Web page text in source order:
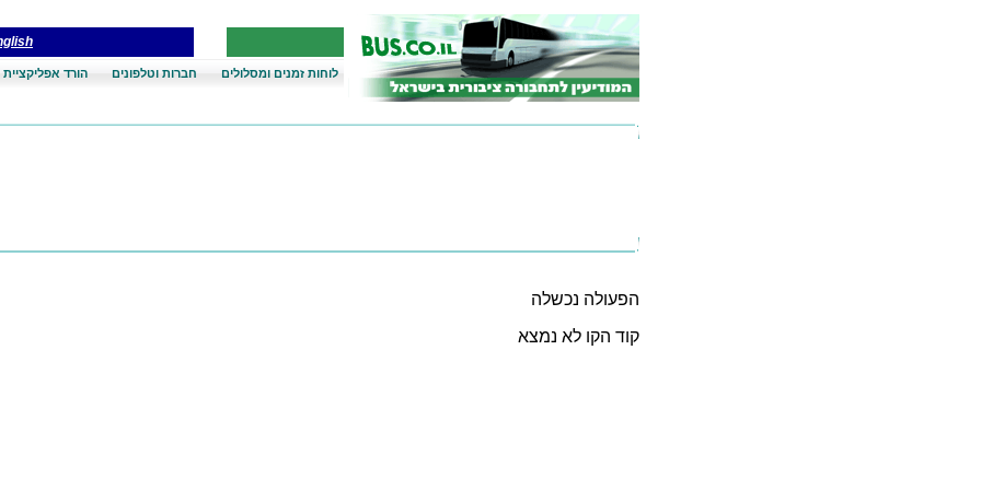
לוחות זמנים ומסלולים חברות וטלפונים הורד אפליקציית
הפעולה נכשלה
קוד הקו לא נמצא